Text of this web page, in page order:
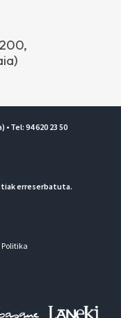
Tel: 94 620 23 50
erreserbatuta.